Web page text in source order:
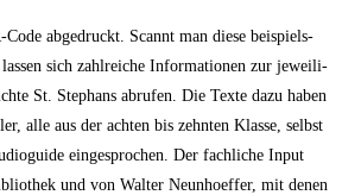
abge­druckt. Scannt man die­se bei­spiels­
sich zahl­rei­che Infor­ma­tio­nen zur jewei­li­
St. Ste­phans abru­fen. Die Tex­te dazu haben
alle aus der ach­ten bis zehn­ten Klas­se, selbst
ein­ge­spro­chen. Der fach­li­che Input
und von Wal­ter Neun­hoef­fer, mit denen